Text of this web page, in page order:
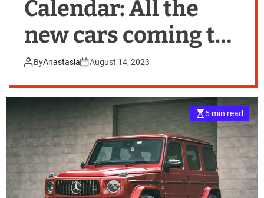
Calendar: All the
new cars coming to
Australia
ByAnastasia August 14, 2023
5 min read